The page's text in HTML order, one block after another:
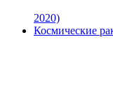
2020)
Космические